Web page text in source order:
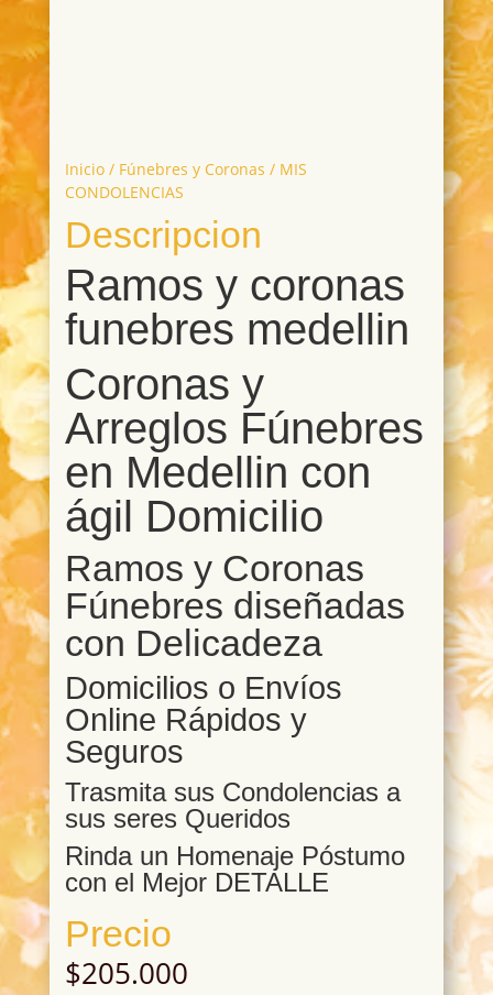
Inicio/ Fúnebres y Coronas / MIS
CONDOLENCIAS
Descripcion
Ramos y coronas
funebres medellin
Coronas y
Arreglos Fúnebres
en Medellin con
ágil Domicilio
Ramos y Coronas
Fúnebres diseñadas
con Delicadeza
Domicilios o Envíos
Online Rápidos y
Seguros
Trasmita sus Condolencias a
sus seres Queridos
Rinda un Homenaje Póstumo
con el Mejor DETALLE
Precio
$205.000